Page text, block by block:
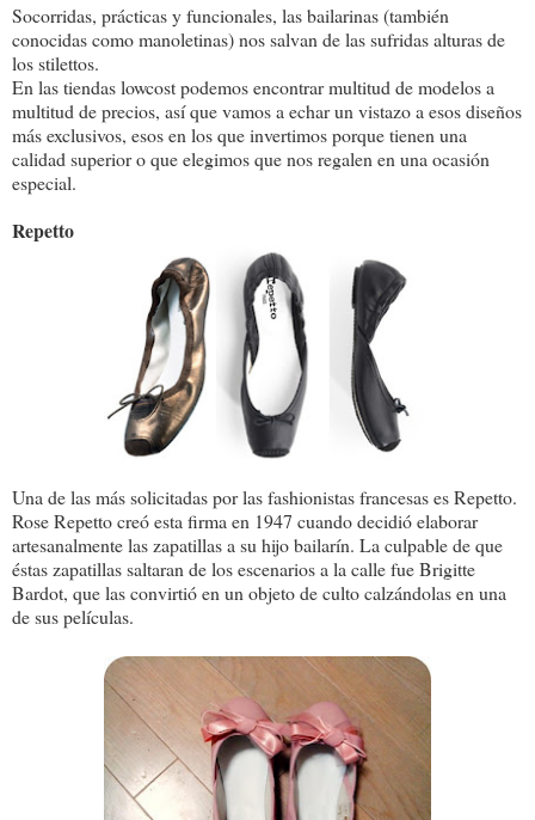
Socorridas, prácticas y funcionales, las bailarinas (también
conocidas como manoletinas) nos salvan de las sufridas alturas de
los stilettos.
En las tiendas lowcost podemos encontrar multitud de modelos a
multitud de precios, así que vamos a echar un vistazo a esos diseños
más exclusivos, esos en los que invertimos porque tienen una
calidad superior o que elegimos que nos regalen en una ocasión
especial.
Repetto
Una de las más solicitadas por las fashionistas francesas es Repetto.
Rose Repetto creó esta firma en 1947 cuando decidió elaborar
artesanalmente las zapatillas a su hijo bailarín. La culpable de que
éstas zapatillas saltaran de los escenarios a la calle fue Brigitte
Bardot, que las convirtió en un objeto de culto calzándolas en una
de sus películas.